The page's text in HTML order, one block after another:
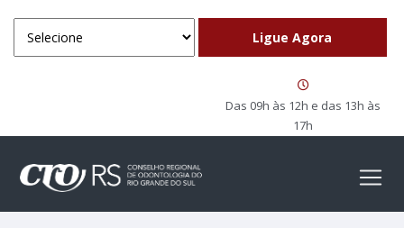
Das 09h às 12h e das 13h às
17h